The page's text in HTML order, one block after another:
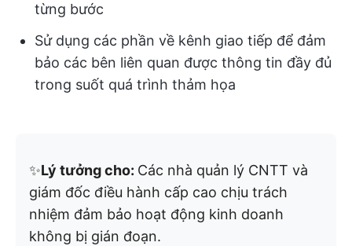
từng bước
Sử dụng các phần về kênh giao tiếp để đảm
bảo các bên liên quan được thông tin đầy đủ
trong suốt quá trình thảm họa
✨Lý tưởng cho: Các nhà quản lý CNTT và
giám đốc điều hành cấp cao chịu trách
nhiệm đảm bảo hoạt động kinh doanh
không bị gián đoạn.